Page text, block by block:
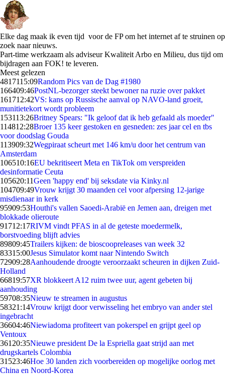
Elke dag maak ik even tijd voor de FP om het internet af te struinen op
zoek naar nieuws.
Part-time werkzaam als adviseur Kwaliteit Arbo en Milieu, dus tijd om
bijdragen aan FOK! te leveren.
Meest gelezen
4817115:09Random Pics van de Dag #1980
166409:46PostNL-bezorger steekt bewoner na ruzie over pakket
161712:42VS: kans op Russische aanval op NAVO-land groeit,
munitietekort wordt probleem
153113:26Britney Spears: "Ik geloof dat ik heb gefaald als moeder"
114812:28Broer 135 keer gestoken en gesneden: zes jaar cel en tbs
voor doodslag Gouda
113909:32Wegpiraat scheurt met 146 km/u door het centrum van
Amsterdam
106510:16EU bekritiseert Meta en TikTok om verspreiden
desinformatie Ceuta
105620:11Geen 'happy end' bij seksdate via Kinky.nl
104709:49Vrouw krijgt 30 maanden cel voor afpersing 12-jarige
misdienaar in kerk
95909:53Houthi's vallen Saoedi-Arabië en Jemen aan, dreigen met
blokkade olieroute
91712:17RIVM vindt PFAS in al de geteste moedermelk,
borstvoeding blijft advies
89809:45Trailers kijken: de bioscoopreleases van week 32
83315:00Jesus Simulator komt naar Nintendo Switch
72909:28Aanhoudende droogte veroorzaakt scheuren in dijken Zuid-
Holland
66819:57XR blokkeert A12 ruim twee uur, agent gebeten bij
aanhouding
59708:35Nieuw te streamen in augustus
58321:14Vrouw krijgt door verwisseling het embryo van ander stel
ingebracht
36604:46Niewiadoma profiteert van pokerspel en grijpt geel op
Ventoux
361 20:35Nieuwe president De la Espriella gaat strijd aan met
drugskartels Colombia
31523:46Hoe 30 landen zich voorbereiden op mogelijke oorlog met
China en Noord-Korea